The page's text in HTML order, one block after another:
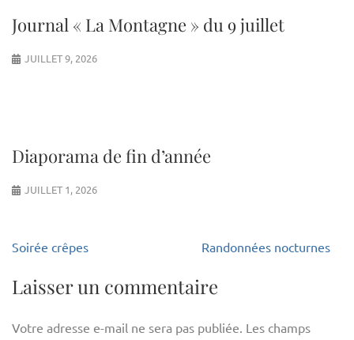
Journal « La Montagne » du 9 juillet
JUILLET 9, 2026
Diaporama de fin d’année
JUILLET 1, 2026
Navigation
l’article
Soirée crêpes Randonnées nocturnes
Laisser un commentaire
Votre adresse e-mail ne sera pas publiée. Les champs